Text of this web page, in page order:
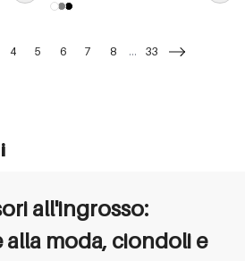
4 5 6 7 8 ... 33
all'ingrosso:
moda, ciondoli e